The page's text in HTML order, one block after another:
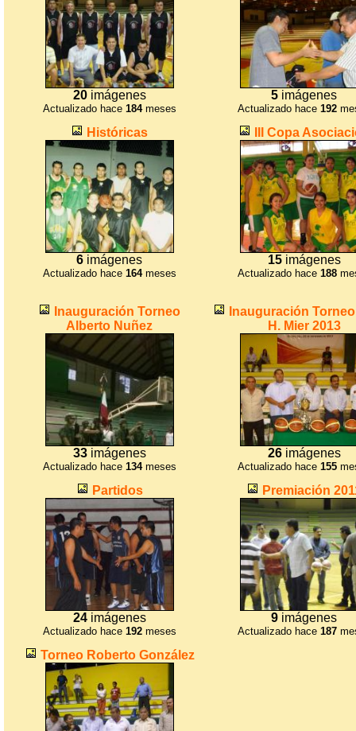
20imágenes
Actualizado hace 184meses
5 imágenes
Actualizado hace 192
Históricas
6 imágenes
Actualizado hace 164meses
III Copa
15imágenes
Actualizado hace 188
Inauguración Torneo
Alberto Nuñez
33imágenes
Actualizado hace 134meses
Inauguración
H. Mier 2013
26imágenes
Actualizado hace 155
Partidos
24imágenes
Actualizado hace 192meses
Premiación
9 imágenes
Actualizado hace 187
Torneo Roberto González